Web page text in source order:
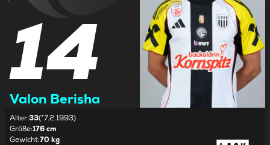
14
Valon Berisha
Alter:33(*7.2.1993)
Größe:176 cm
Gewicht:70 kg